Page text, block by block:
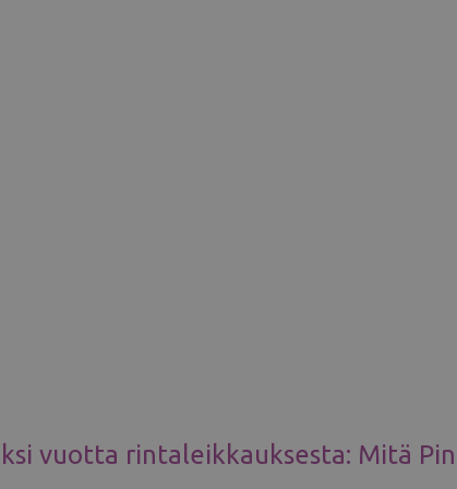
vuotta rintaleikkauksesta: Mitä